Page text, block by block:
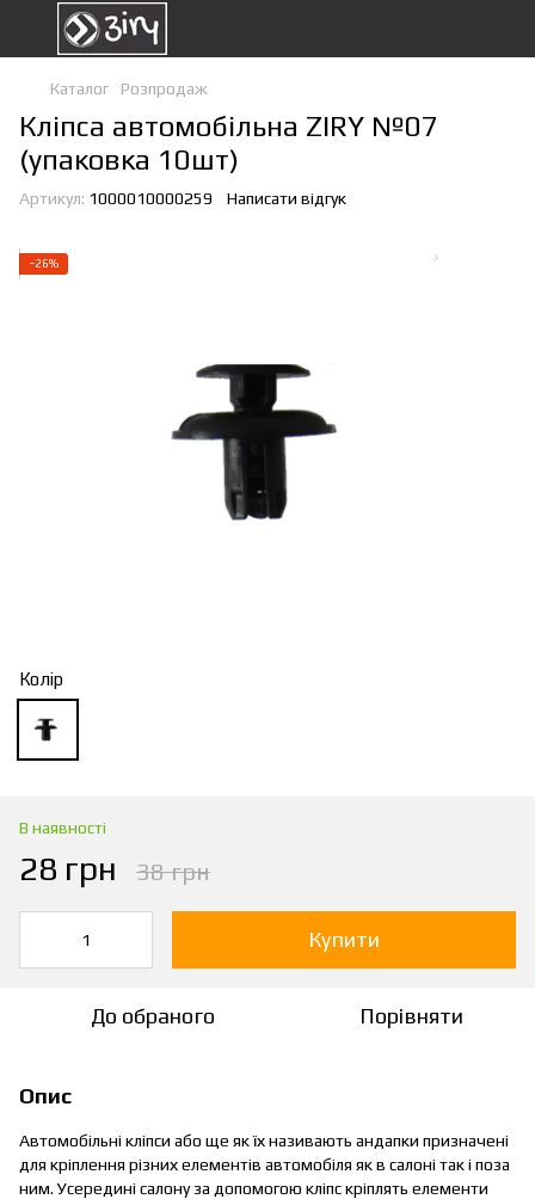
Каталог Розпродаж
Кліпса автомобільна ZIRY №07
(упаковка 10шт)
Артикул: 1000010000259 Написати відгук
−26%
Колір
В наявності
28 грн 38 грн
Купити
До обраного Порівняти
Опис
Автомобільні кліпси або ще як їх називають андапки призначені
для кріплення різних елементів автомобіля як в салоні так і поза
ним. Усередині салону за допомогою кліпс кріплять елементи